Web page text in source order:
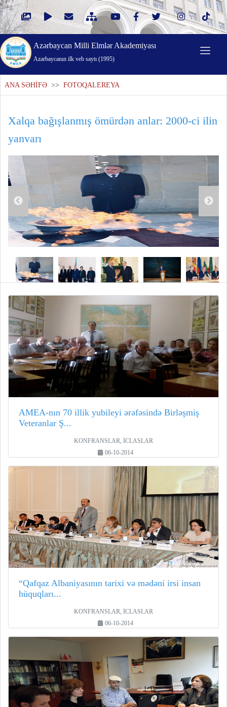
Azərbaycan Milli Elmlər Akademiyası
Azərbaycanın ilk veb saytı (1995)
ANA SƏHİFƏ >> FOTOQALEREYA
Xalqa bağışlanmış ömürdən anlar: 2000-ci ilin
yanvarı
AMEA-nın 70 illik yubileyi ərəfəsində Birləşmiş
Veteranlar Ş...
KONFRANSLAR, İCLASLAR
06-10-2014
“Qafqaz Albaniyasının tarixi və mədəni irsi insan
hüquqları...
KONFRANSLAR, İCLASLAR
06-10-2014